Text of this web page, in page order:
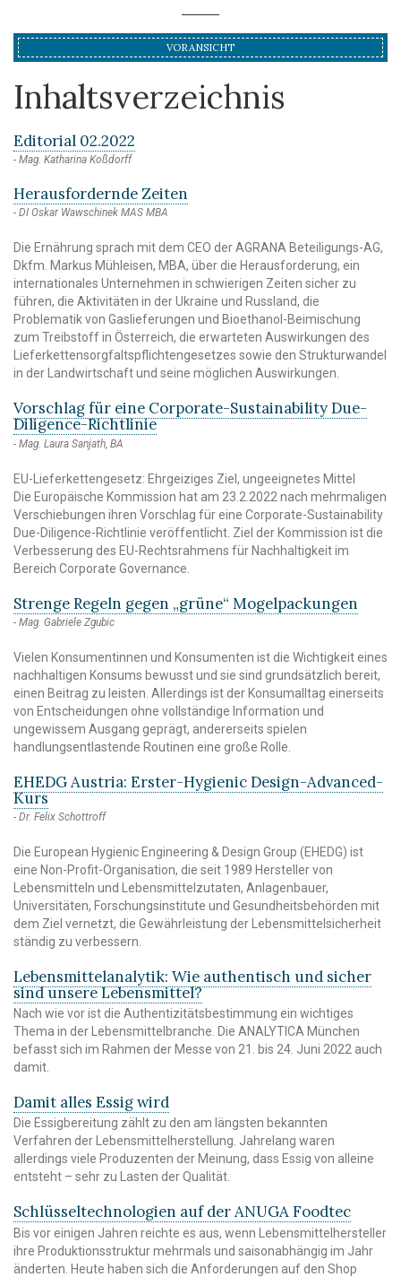
VORANSICHT
Inhaltsverzeichnis
Editorial 02.2022
Mag. Katharina Koßdorff
Herausfordernde Zeiten
DI Oskar Wawschinek MAS MBA
Die Ernährung sprach mit dem CEO der AGRANA Beteiligungs-AG,
Dkfm. Markus Mühleisen, MBA, über die Herausforderung, ein
internationales Unternehmen in schwierigen Zeiten sicher zu
führen, die Aktivitäten in der Ukraine und Russland, die
Problematik von Gaslieferungen und Bioethanol-Beimischung
zum Treibstoff in Österreich, die erwarteten Auswirkungen des
Lieferkettensorgfaltspflichtengesetzes sowie den Strukturwandel
in der Landwirtschaft und seine möglichen Auswirkungen.
Vorschlag für eine Corporate-Sustainability Due-
Diligence-Richtlinie
Mag. Laura Sanjath, BA
EU-Lieferkettengesetz: Ehrgeiziges Ziel, ungeeignetes Mittel
Die Europäische Kommission hat am 23.2.2022 nach mehrmaligen
Verschiebungen ihren Vorschlag für eine Corporate-Sustainability
Due-Diligence-Richtlinie veröffentlicht. Ziel der Kommission ist die
Verbesserung des EU-Rechtsrahmens für Nachhaltigkeit im
Bereich Corporate Governance.
Strenge Regeln gegen „grüne“ Mogelpackungen
Mag. Gabriele Zgubic
Vielen Konsumentinnen und Konsumenten ist die Wichtigkeit eines
nachhaltigen Konsums bewusst und sie sind grundsätzlich bereit,
einen Beitrag zu leisten. Allerdings ist der Konsumalltag einerseits
von Entscheidungen ohne vollständige Information und
ungewissem Ausgang geprägt, andererseits spielen
handlungsentlastende Routinen eine große Rolle.
EHEDG Austria: Erster-Hygienic Design-Advanced-
Kurs
Dr. Felix Schottroff
Die European Hygienic Engineering & Design Group (EHEDG) ist
eine Non-Profit-Organisation, die seit 1989 Hersteller von
Lebensmitteln und Lebensmittelzutaten, Anlagenbauer,
Universitäten, Forschungsinstitute und Gesundheitsbehörden mit
dem Ziel vernetzt, die Gewährleistung der Lebensmittelsicherheit
ständig zu verbessern.
Lebensmittelanalytik: Wie authentisch und sicher
sind unsere Lebensmittel?
Nach wie vor ist die Authentizitätsbestimmung ein wichtiges
Thema in der Lebensmittelbranche. Die ANALYTICA München
befasst sich im Rahmen der Messe von 21. bis 24. Juni 2022 auch
damit.
Damit alles Essig wird
Die Essigbereitung zählt zu den am längsten bekannten
Verfahren der Lebensmittelherstellung. Jahrelang waren
allerdings viele Produzenten der Meinung, dass Essig von alleine
entsteht – sehr zu Lasten der Qualität.
Schlüsseltechnologien auf der ANUGA Foodtec
Bis vor einigen Jahren reichte es aus, wenn Lebensmittelhersteller
ihre Produktionsstruktur mehrmals und saisonabhängig im Jahr
änderten. Heute haben sich die Anforderungen auf den Shop